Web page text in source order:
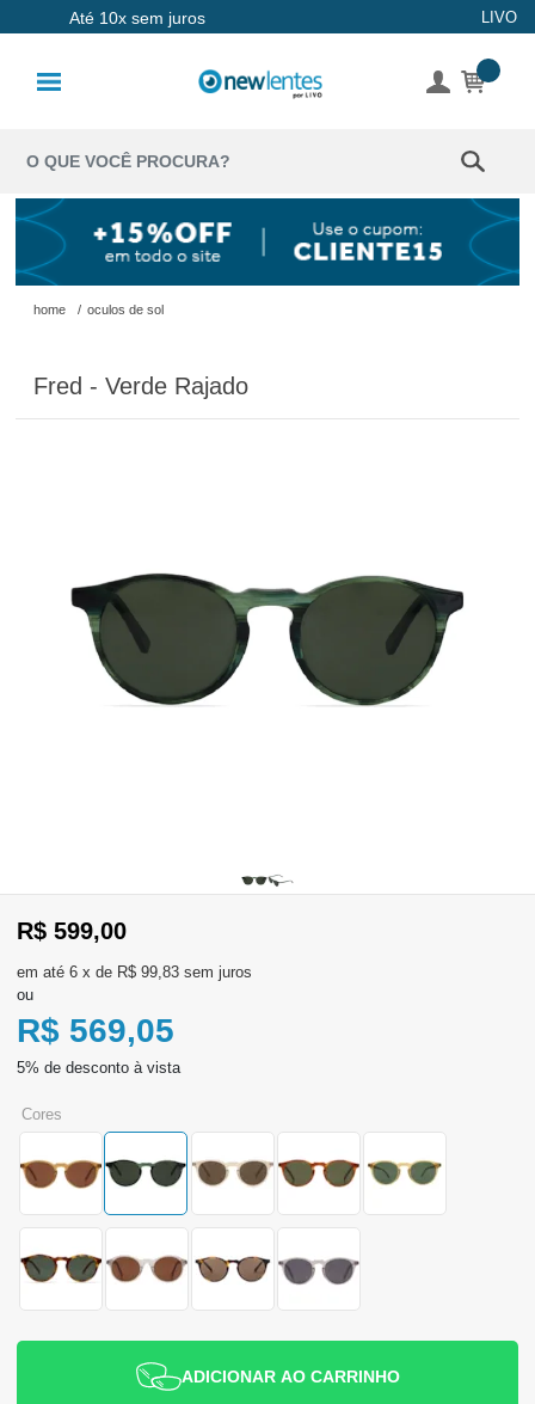
Até 10x sem juros LIVO
Coloridas
Solução
Óculos de
Óculos de
Grau
Consultar
Pedidos
Recompra
Identifique-
aqui
Registre-
se
home / oculos de sol
Fred - Verde Rajado
R$ 599,00
6 x de R$ 99,83 sem juros
ou
R$ 569,05
cores
ADICIONAR AO CARRINHO